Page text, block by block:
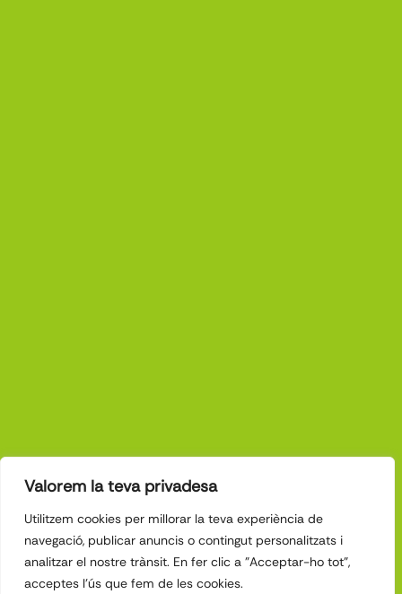
Valorem la teva privadesa
Utilitzem cookies per millorar la teva experiència de
navegació, publicar anuncis o contingut personalitzats i
analitzar el nostre trànsit. En fer clic a "Acceptar-ho tot",
acceptes l'ús que fem de les cookies.
Avis
o
Política
de
Política
de
Clínica
Dental
© 2026 - Todos
los derechos